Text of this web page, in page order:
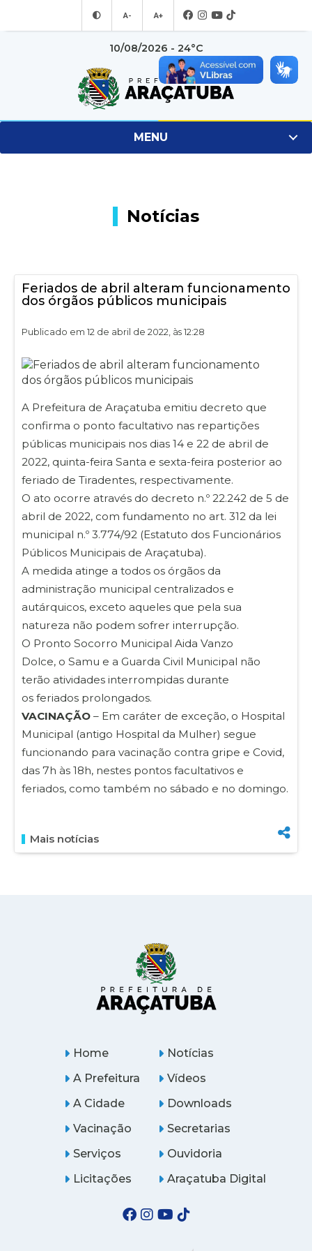
A- A+
10/08/2026 - 24°C
MENU
Notícias
Feriados de abril alteram funcionamento
dos órgãos públicos municipais
Publicado em 12 de abril de 2022, às 12:28
A Prefeitura de Araçatuba emitiu decreto que
confirma o ponto facultativo nas repartições
públicas municipais nos dias 14 e 22 de abril de
2022, quinta-feira Santa e sexta-feira posterior ao
feriado de Tiradentes, respectivamente.
O ato ocorre através do decreto n.º 22.242 de 5 de
abril de 2022, com fundamento no art. 312 da lei
municipal n.º 3.774/92 (Estatuto dos Funcionários
Públicos Municipais de Araçatuba).
A medida atinge a todos os órgãos da
administração municipal centralizados e
autárquicos, exceto aqueles que pela sua
natureza não podem sofrer interrupção.
O Pronto Socorro Municipal Aida Vanzo
Dolce, o Samu e a Guarda Civil Municipal não
terão atividades interrompidas durante
os feriados prolongados.
VACINAÇÃO – Em caráter de exceção, o Hospital
Municipal (antigo Hospital da Mulher) segue
funcionando para vacinação contra gripe e Covid,
das 7h às 18h, nestes pontos facultativos e
feriados, como também no sábado e no domingo.
Mais notícias
Home
A Prefeitura
A Cidade
Notícias
Vídeos
Downloads
Vacinação
Serviços
Licitações
Secretarias
Ouvidoria
Araçatuba Digital